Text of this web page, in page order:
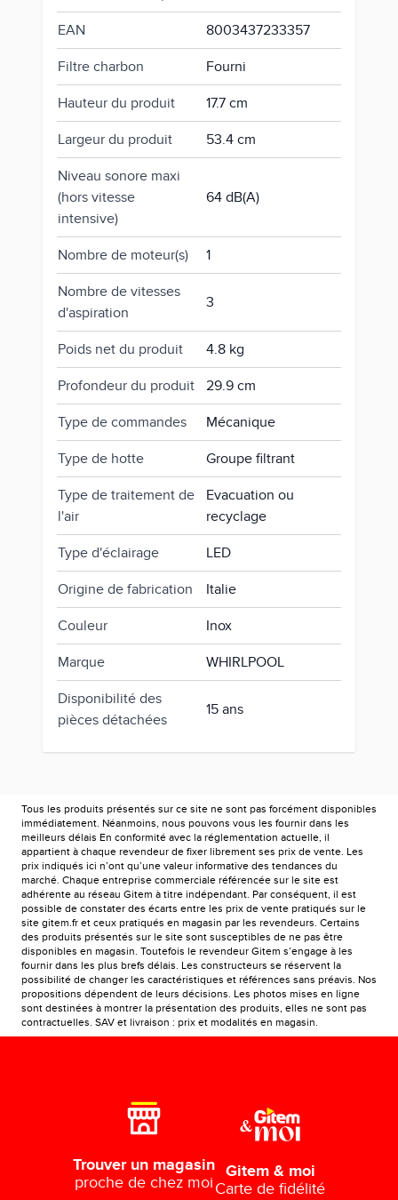
EAN 8003437233357
Filtre charbon Fourni
Hauteur du produit 17.7 cm
Largeur du produit 53.4 cm
Niveau sonore maxi
(hors vitesse
intensive)
64 dB(A)
Nombre de moteur(s) 1
Nombre de vitesses
d'aspiration
3
Poids net du produit 4.8 kg
Profondeur du produit 29.9 cm
Type de commandes Mécanique
Type de hotte Groupe filtrant
Type de traitement de
l'air
Evacuation ou
recyclage
Type d'éclairage LED
Origine de fabrication Italie
Couleur Inox
Marque WHIRLPOOL
Disponibilité des
pièces détachées
15 ans
Tous les produits présentés sur ce site ne sont pas forcément disponibles
immédiatement. Néanmoins, nous pouvons vous les fournir dans les
meilleurs délais En conformité avec la réglementation actuelle, il
appartient à chaque revendeur de fixer librement ses prix de vente. Les
prix indiqués ici n’ont qu’une valeur informative des tendances du
marché. Chaque entreprise commerciale référencée sur le site est
adhérente au réseau Gitem à titre indépendant. Par conséquent, il est
possible de constater des écarts entre les prix de vente pratiqués sur le
site gitem.fr et ceux pratiqués en magasin par les revendeurs. Certains
des produits présentés sur le site sont susceptibles de ne pas être
disponibles en magasin. Toutefois le revendeur Gitem s’engage à les
fournir dans les plus brefs délais. Les constructeurs se réservent la
possibilité de changer les caractéristiques et références sans préavis. Nos
propositions dépendent de leurs décisions. Les photos mises en ligne
sont destinées à montrer la présentation des produits, elles ne sont pas
contractuelles. SAV et livraison : prix et modalités en magasin.
Trouver un magasin
proche de chez moi
Gitem & moi
Carte de fidélité